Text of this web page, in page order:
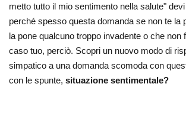
metto tutto il mio sentimento nella salute"
perché spesso questa domanda se non te la
la pone qualcuno troppo invadente o che non
caso tuo, perciò. Scopri un nuovo modo di
simpatico a una domanda scomoda con
con le spunte, situazione sentimentale?